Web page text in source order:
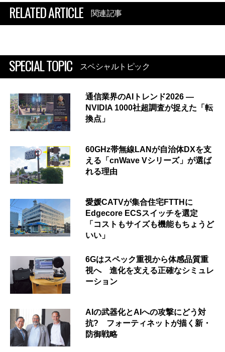
RELATED ARTICLE 関連記事
SPECIAL TOPIC スペシャルトピック
通信業界のAIトレンド2026 ―
NVIDIA 1000社超調査が捉えた「転
換点」
60GHz帯無線LANが自治体DXを支
える「cnWave Vシリーズ」が選ば
れる理由
愛媛CATVが集合住宅FTTHに
Edgecore ECSスイッチを選定
「コストもサイズも機能もちょうど
いい」
6Gはスペック重視から体感品質重
視へ 進化を支える正確なシミュレ
ーション
AIの武器化とAIへの攻撃にどう対
抗? フォーティネットが描く新・
防御戦略